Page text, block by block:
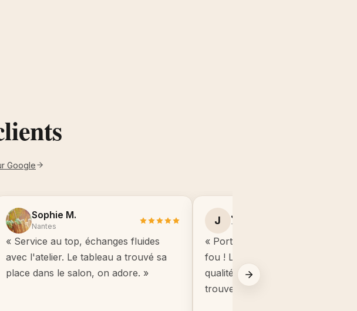
Google
Sophie M.
Nantes
« Service au top, échanges fluides
avec l'atelier. Le tableau a trouvé sa
place dans le salon, on adore. »
J Julie B.
Toulouse
« Portrait manga de mon fils, il
fou ! Le cadre est de très bonne
qualité, beaucoup mieux que ce
trouve en grande surface. »